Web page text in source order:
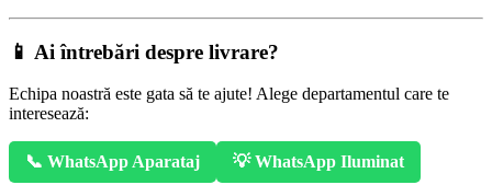
📱 Ai întrebări despre livrare?
Echipa noastră este gata să te ajute! Alege departamentul care te
interesează:
📞 WhatsApp Aparataj 💡 WhatsApp Iluminat